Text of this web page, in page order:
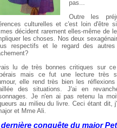
pas...
Outre les
culturelles et c'est loin d'être
décident rarement elles-même de
les choses. Nos deux
respectifs et le regard des
lu de très bonnes critiques sur
mais ce fut une lecture très
elle rend très bien les
des situations. J'ai en
Je n'en ai pas retenu la
au milieu du livre. Ceci étant dit,
et Mme Ali.
conquête du major